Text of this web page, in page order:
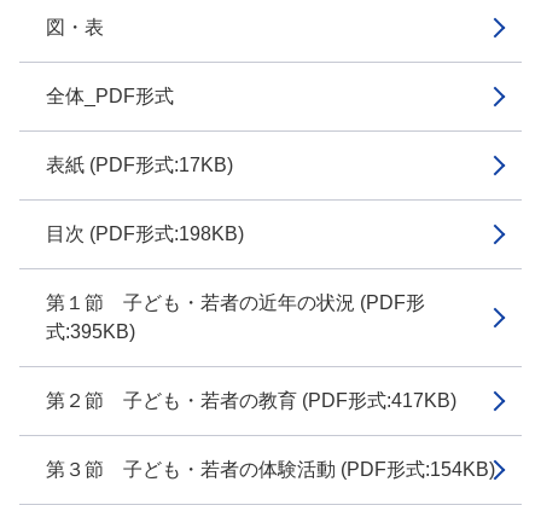
図・表
全体_PDF形式
表紙 (PDF形式:17KB)
目次 (PDF形式:198KB)
第１節 子ども・若者の近年の状況 (PDF形
式:395KB)
第２節 子ども・若者の教育 (PDF形式:417KB)
第３節 子ども・若者の体験活動 (PDF形式:154KB)